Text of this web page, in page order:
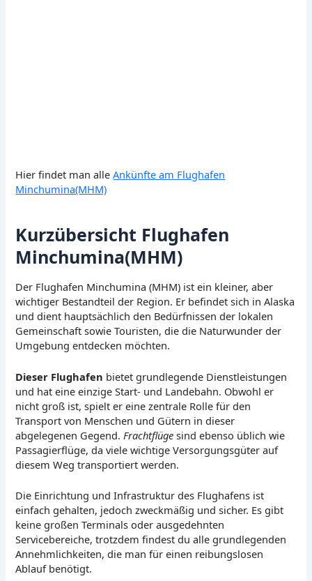
Hier findet man alleAnkünfte am Flughafen
Minchumina(MHM)
Kurzübersicht Flughafen
Minchumina(MHM)
Der Flughafen Minchumina (MHM) ist ein kleiner, aber
wichtiger Bestandteil der Region. Er befindet sich in Alaska
und dient hauptsächlich den Bedürfnissen der lokalen
Gemeinschaft sowie Touristen, die die Naturwunder der
Umgebung entdecken möchten.
Dieser Flughafen bietet grundlegende Dienstleistungen
und hat eine einzige Start- und Landebahn. Obwohl er
nicht groß ist, spielt er eine zentrale Rolle für den
Transport von Menschen und Gütern in dieser
abgelegenen Gegend. Frachtflüge sind ebenso üblich wie
Passagierflüge, da viele wichtige Versorgungsgüter auf
diesem Weg transportiert werden.
Die Einrichtung und Infrastruktur des Flughafens ist
einfach gehalten, jedoch zweckmäßig und sicher. Es gibt
keine großen Terminals oder ausgedehnten
Servicebereiche, trotzdem findest du alle grundlegenden
Annehmlichkeiten, die man für einen reibungslosen
Ablauf benötigt.